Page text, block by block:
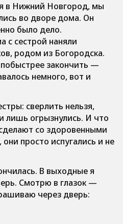
в Нижний Новгород, мы
во дворе дома. Он
было дело.
с сестрой наняли
родом из Богородска.
закончить —
немного, вот и
сверлить нельзя,
лишь огрызнулись. И что
со здоровенными
просто испугались и не
В выходные я
Смотрю в глазок —
через дверь: